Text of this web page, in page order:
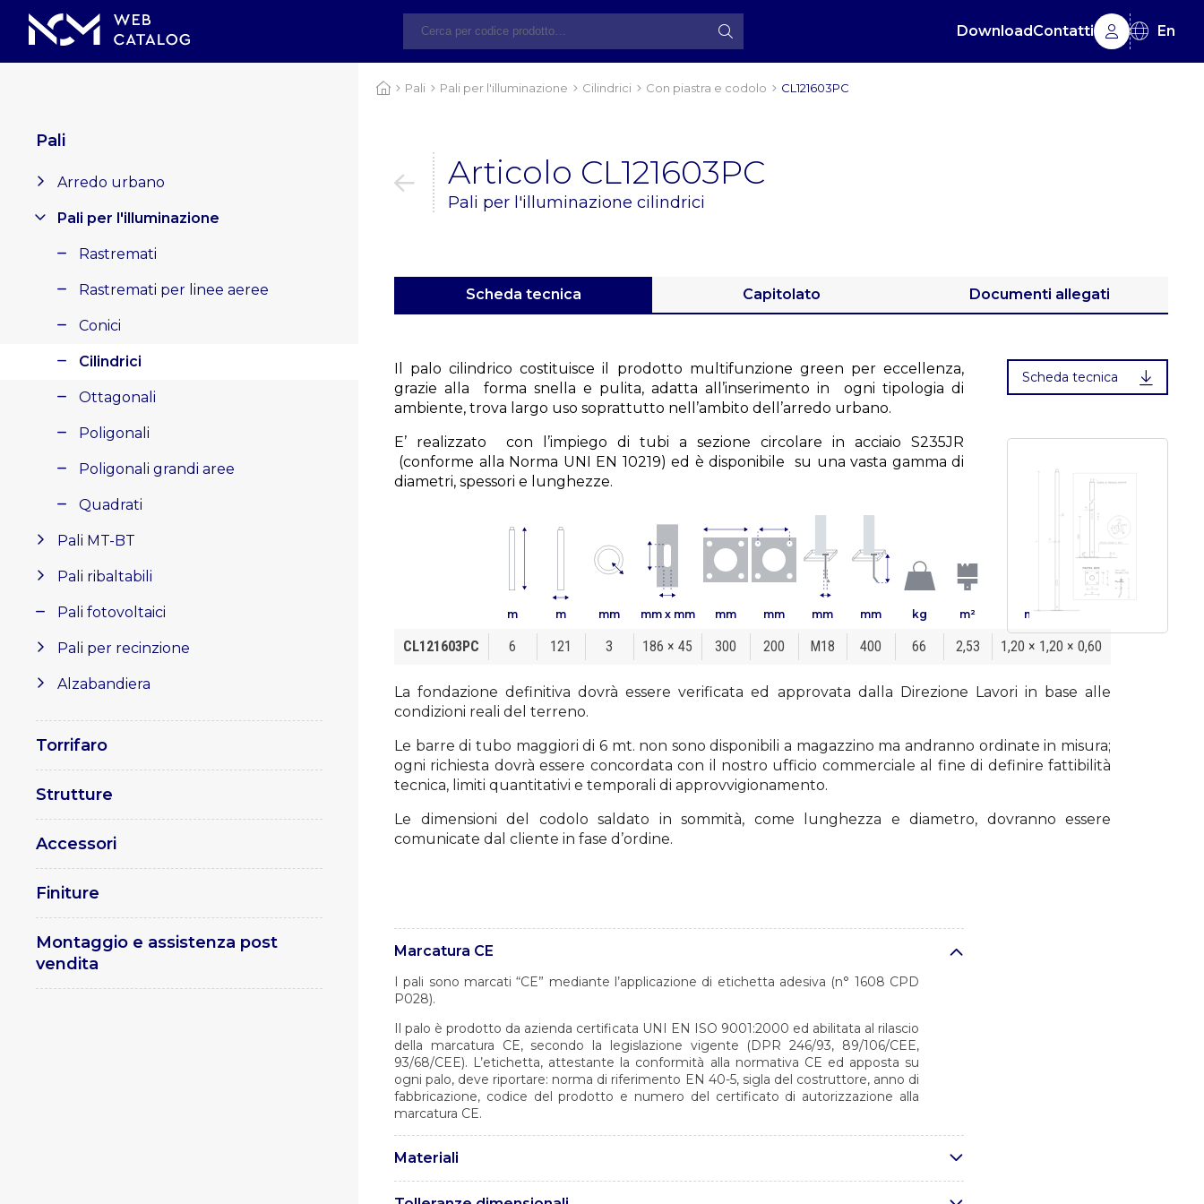
DownloadContatti En
Pali
Arredo urbano
Pali per l'illuminazione
Rastremati
Rastremati per linee aeree
Conici
Cilindrici
Ottagonali
Poligonali
Poligonali grandi aree
Quadrati
Pali MT-BT
Pali ribaltabili
Pali fotovoltaici
Pali per recinzione
Alzabandiera
Torrifaro
Strutture
Accessori
Finiture
Montaggio e assistenza post
vendita
Pali Pali per l'illuminazione Cilindrici Con piastra e codolo CL121603PC
Articolo CL121603PC
Pali per l'illuminazione cilindrici
Scheda tecnica
Il palo cilindrico costituisce il prodotto multifunzione green per eccellenza,
grazie alla forma snella e pulita, adatta all’inserimento in ogni tipologia di
ambiente, trova largo uso soprattutto nell’ambito dell’arredo urbano.
E’ realizzato con l’impiego di tubi a sezione circolare in acciaio S235JR
(conforme alla Norma UNI EN 10219) ed è disponibile su una vasta gamma di
diametri, spessori e lunghezze.
La fondazione definitiva dovrà essere verificata ed approvata dalla Direzione Lavori in base alle
condizioni reali del terreno.
Le barre di tubo maggiori di 6 mt. non sono disponibili a magazzino ma andranno ordinate in misura;
ogni richiesta dovrà essere concordata con il nostro ufficio commerciale al fine di definire fattibilità
tecnica, limiti quantitativi e temporali di approvvigionamento.
Le dimensioni del codolo saldato in sommità, come lunghezza e diametro, dovranno essere
comunicate dal cliente in fase d’ordine.
m m mm mm x mm mm mm mm mm kg m² m x m x m
CL121603PC 6 121 3 186 × 45 300 200 M18 400 66 2,53 1,20 × 1,20 × 0,60
Marcatura CE
I pali sono marcati “CE” mediante l’applicazione di etichetta adesiva (n° 1608 CPD
P028).
Il palo è prodotto da azienda certificata UNI EN ISO 9001:2000 ed abilitata al rilascio
della marcatura CE, secondo la legislazione vigente (DPR 246/93, 89/106/CEE,
93/68/CEE). L’etichetta, attestante la conformità alla normativa CE ed apposta su
ogni palo, deve riportare: norma di riferimento EN 40-5, sigla del costruttore, anno di
fabbricazione, codice del prodotto e numero del certificato di autorizzazione alla
marcatura CE.
Materiali
Scheda tecnica
Capitolato Documenti allegati